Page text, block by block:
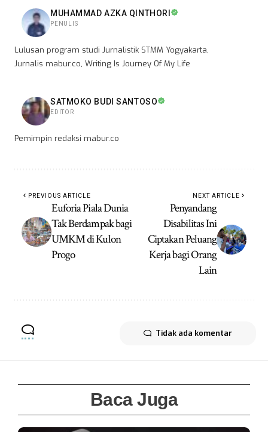
MUHAMMAD AZKA QINTHORI
PENULIS
Lulusan program studi Jurnalistik STMM Yogyakarta,
Jurnalis mabur.co, Writing Is Journey Of My Life
SATMOKO BUDI SANTOSO
EDITOR
Pemimpin redaksi mabur.co
PREVIOUS ARTICLE
Euforia Piala Dunia
Tak Berdampak bagi
UMKM di Kulon
Progo
NEXT ARTICLE
Penyandang
Disabilitas Ini
Ciptakan Peluang
Kerja bagi Orang
Lain
Tidak ada komentar
Baca Juga